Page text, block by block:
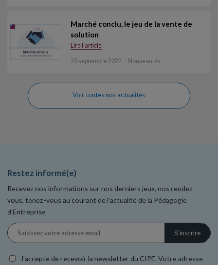
Marché conclu, le jeu de la vente de
solution
Lire l'article
20 septembre 2022 Nouveautés
Voir toutes nos actualités
Restez informé(e)
Recevez nos informations sur nos derniers jeux, nos rendez-
vous, tenez-vous au courant de l’actualité de la Pédagogie
d’Entreprise
J’accepte de recevoir la newsletter du CIPE. Votre adresse